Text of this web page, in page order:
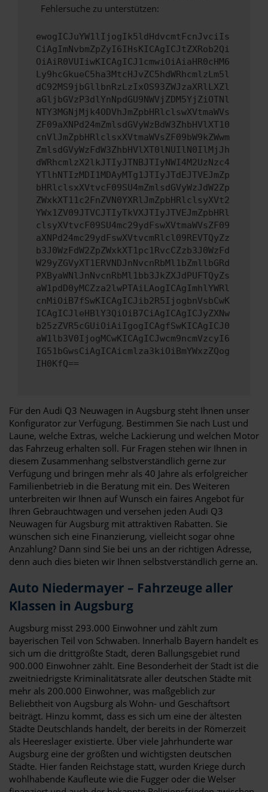
Fehlersuche zu unterstützen:
ewogICJuYW1lIjogIk5ldHdvcmtFcnJvciIs
CiAgImNvbmZpZyI6IHsKICAgICJtZXRob2Qi
OiAiR0VUIiwKICAgICJ1cmwiOiAiaHR0cHM6
Ly9hcGkueC5ha3MtcHJvZC5hdWRhcmlzLm5l
dC92MS9jbGllbnRzLzIxOS93ZWJzaXRlLXZl
aGljbGVzP3dlYnNpdGU9NWVjZDM5YjZiOTNl
NTY3MGNjMjk4ODVhJmZpbHRlclswXVtmaWVs
ZF09aXNPd24mZmlsdGVyWzBdW3ZhbHVlXT10
cnVlJmZpbHRlclsxXVtmaWVsZF09bW9kZWwm
ZmlsdGVyWzFdW3ZhbHVlXT0lNUIlN0IlMjJh
dWRhcmlzX2lkJTIyJTNBJTIyNWI4M2UzNzc4
YTlhNTIzMDI1MDAyMTg1JTIyJTdEJTVEJmZp
bHRlclsxXVtvcF09SU4mZmlsdGVyWzJdW2Zp
ZWxkXT11c2FnZVN0YXRlJmZpbHRlclsyXVt2
YWx1ZV09JTVCJTIyTkVXJTIyJTVEJmZpbHRl
clsyXVtvcF09SU4mc29ydFswXVtmaWVsZF09
aXNPd24mc29ydFswXVtvcmRlcl09REVTQyZz
b3J0WzFdW2ZpZWxkXT1pc1RvcCZzb3J0WzFd
W29yZGVyXT1ERVNDJnNvcnRbMl1bZmllbGRd
PXByaWNlJnNvcnRbMl1bb3JkZXJdPUFTQyZs
aW1pdD0yMCZza2lwPTAiLAogICAgImhlYWRl
cnMiOiB7fSwKICAgICJib2R5IjogbnVsbCwK
ICAgICJleHBlY3QiOiB7CiAgICAgICJyZXNw
b25zZVR5cGUiOiAiIgogICAgfSwKICAgICJ0
aW1lb3V0IjogMCwKICAgICJwcm9ncmVzcyI6
IG51bGwsCiAgICAicmlza3kiOiBmYWxzZQog
IH0KfQ==
Für den Audi Q3 Neuwagen in Augsburg steht Ihnen unser
Konfigurator zur Verfügung. Bestimmen Sie nach Lust und
Laune, welche Extras, welche Lackierung und welchen Motor
das Fahrzeug erhalten soll. Für Fragen stehen wir Ihnen in
diesem Zusammenhang selbstverständlich gerne zur
Verfügung und bringen mehr als 40 Jahre als erfolgreicher
Familienbetrieb in die Beratung mit ein. Des Weiteren
unterbreiten wir Ihnen auf Wunsch ein faires Angebot für
Ihren Gebrauchtwagen und versehen jeden Audi Q3
Neuwagen für Augsburg mit attraktiven Rabatten. Sie
wünschen sich eine Finanzierung, vielleicht sogar ohne
Anzahlung? Dann sind Sie bei uns an der richtigen Adresse,
denn auch dies bieten wir Ihnen selbstverständlich gerne an.
Auto Niedermayer – Fahrzeuge aller
Klassen in Augsburg
Augsburg misst 293.000 Einwohner und zählt zum
bayerischen Teil von Schwaben. Innerhalb Bayern handelt es
sich um die drittgrößte Stadt, deren Ballungsgebiet rund
900.000 Einwohner zählt. Eine Besonderheit der Stadt ist die
zweitniedrigste Kriminalitätsrate aller deutschen Städte mit
mehr als 200.000 Einwohner, was maßgeblich zur
Beliebtheit von Augsburg als Wohn- und Geschäftsort
beiträgt. Hinzu kommt, dass es sich um eine der ältesten
Städte Deutschlands handelt, der bereits in der Römerzeit
als Heereslager existierte. Über viele Jahrhunderte war
Augsburg eine der größten und wichtigsten deutschen
Städte. Hier fanden Reichstage statt, wurden Kriege durch
wohlhabende Kaufleute wie die Fugger oder die Welser